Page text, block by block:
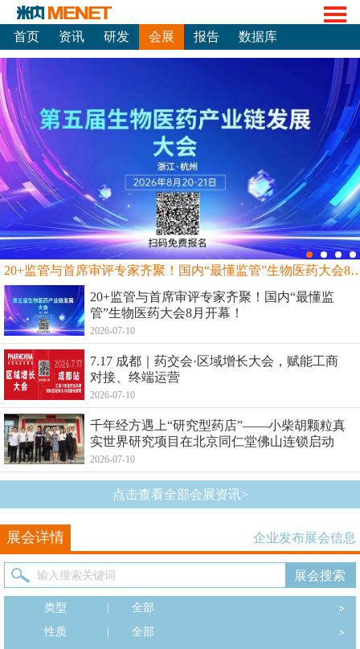
首页 资讯 研发 会展 报告 数据库
20+监管与首席审评专家齐聚！国内“最
20+监管与首席审评专家齐聚！国内“最懂监
管”生物医药大会8月开幕！
2026-07-10
7.17 成都｜药交会·区域增长大会，赋能工商
对接、终端运营
2026-07-10
千年经方遇上“研究型药店”——小柴胡颗粒真
实世界研究项目在北京同仁堂佛山连锁启动
2026-07-10
点击查看全部会展资讯>
展会详情 企业发布展会信息
类型
全部
性质
全部